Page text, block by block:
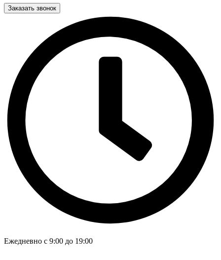
Заказать звонок
Ежедневно с 9:00 до 19:00